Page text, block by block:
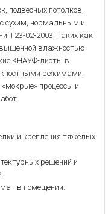
подвесных потолков,
с сухим, нормальным и
23-02-2003, таких как
влажностью
КНАУФ-листы в
режимами.
процессы и
и крепления тяжелых
решений и
в помещении.